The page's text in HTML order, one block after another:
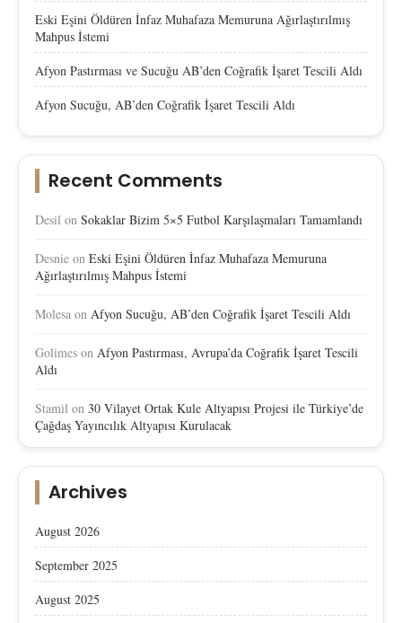
Eski Eşini Öldüren İnfaz Muhafaza Memuruna Ağırlaştırılmış
Mahpus İstemi
Afyon Pastırması ve Sucuğu AB’den Coğrafik İşaret Tescili Aldı
Afyon Sucuğu, AB’den Coğrafik İşaret Tescili Aldı
Recent Comments
Desil on Sokaklar Bizim 5×5 Futbol Karşılaşmaları Tamamlandı
Desnie on Eski Eşini Öldüren İnfaz Muhafaza Memuruna
Ağırlaştırılmış Mahpus İstemi
Molesa on Afyon Sucuğu, AB’den Coğrafik İşaret Tescili Aldı
Golimes on Afyon Pastırması, Avrupa’da Coğrafik İşaret Tescili
Aldı
Stamil on 30 Vilayet Ortak Kule Altyapısı Projesi ile Türkiye’de
Çağdaş Yayıncılık Altyapısı Kurulacak
Archives
August 2026
September 2025
August 2025